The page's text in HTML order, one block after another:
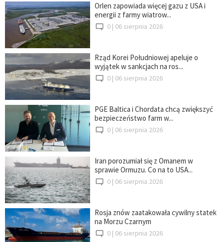
Orlen zapowiada więcej gazu z USA i
energii z farmy wiatrow...
0 | 06 sierpnia 2026
Rząd Korei Południowej apeluje o
wyjątek w sankcjach na ros...
0 | 06 sierpnia 2026
PGE Baltica i Chordata chcą zwiększyć
bezpieczeństwo farm w...
0 | 06 sierpnia 2026
Iran porozumiał się z Omanem w
sprawie Ormuzu. Co na to USA...
0 | 06 sierpnia 2026
Rosja znów zaatakowała cywilny statek
na Morzu Czarnym
0 | 06 sierpnia 2026